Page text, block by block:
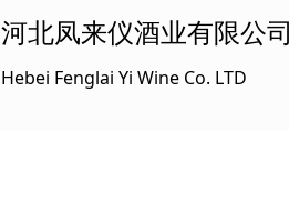
河北凤来仪酒业有限公司
Hebei Fenglai Yi Wine Co. LTD